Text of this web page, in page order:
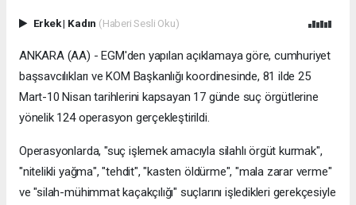
Erkek| Kadın (Haberi Sesli Oku)
ANKARA (AA) - EGM'den yapılan açıklamaya göre, cumhuriyet
başsavcılıkları ve KOM Başkanlığı koordinesinde, 81 ilde 25
Mart-10 Nisan tarihlerini kapsayan 17 günde suç örgütlerine
yönelik 124 operasyon gerçekleştirildi.
Operasyonlarda, "suç işlemek amacıyla silahlı örgüt kurmak",
"nitelikli yağma", "tehdit", "kasten öldürme", "mala zarar verme"
ve "silah-mühimmat kaçakçılığı" suçlarını işledikleri gerekçesiyle